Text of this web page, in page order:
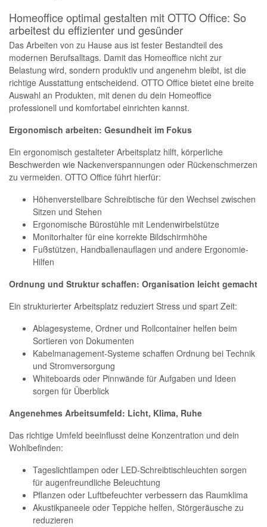
Homeoffice optimal gestalten mit OTTO Office: So
arbeitest du effizienter und gesünder
Das Arbeiten von zu Hause aus ist fester Bestandteil des
modernen Berufsalltags. Damit das Homeoffice nicht zur
Belastung wird, sondern produktiv und angenehm bleibt, ist die
richtige Ausstattung entscheidend. OTTO Office bietet eine breite
Auswahl an Produkten, mit denen du dein Homeoffice
professionell und komfortabel einrichten kannst.
Ergonomisch arbeiten: Gesundheit im Fokus
Ein ergonomisch gestalteter Arbeitsplatz hilft, körperliche
Beschwerden wie Nackenverspannungen oder Rückenschmerzen
zu vermeiden. OTTO Office führt hierfür:
Höhenverstellbare Schreibtische für den Wechsel zwischen
Sitzen und Stehen
Ergonomische Bürostühle mit Lendenwirbelstütze
Monitorhalter für eine korrekte Bildschirmhöhe
Fußstützen, Handballenauflagen und andere Ergonomie-
Hilfen
Ordnung und Struktur schaffen: Organisation leicht gemacht
Ein strukturierter Arbeitsplatz reduziert Stress und spart Zeit:
Ablagesysteme, Ordner und Rollcontainer helfen beim
Sortieren von Dokumenten
Kabelmanagement-Systeme schaffen Ordnung bei Technik
und Stromversorgung
Whiteboards oder Pinnwände für Aufgaben und Ideen
sorgen für Überblick
Angenehmes Arbeitsumfeld: Licht, Klima, Ruhe
Das richtige Umfeld beeinflusst deine Konzentration und dein
Wohlbefinden:
Tageslichtlampen oder LED-Schreibtischleuchten sorgen
für augenfreundliche Beleuchtung
Pflanzen oder Luftbefeuchter verbessern das Raumklima
Akustikpaneele oder Teppiche helfen, Störgeräusche zu
reduzieren